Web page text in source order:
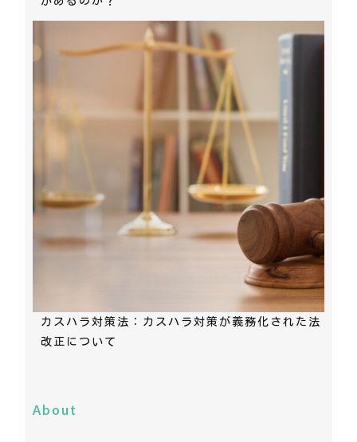
カスハラ対策法：カスハラ対策が義務化された法
改正について
About